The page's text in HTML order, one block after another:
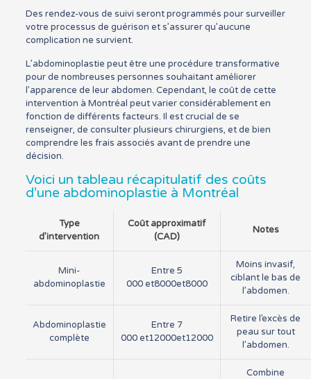
Des rendez-vous de suivi seront programmés pour surveiller
votre processus de guérison et s’assurer qu’aucune
complication ne survient.
L’abdominoplastie peut être une procédure transformative
pour de nombreuses personnes souhaitant améliorer
l’apparence de leur abdomen. Cependant, le coût de cette
intervention à Montréal peut varier considérablement en
fonction de différents facteurs. Il est crucial de se
renseigner, de consulter plusieurs chirurgiens, et de bien
comprendre les frais associés avant de prendre une
décision.
Voici un tableau récapitulatif des coûts
d’une abdominoplastie à Montréal
Type
d’intervention
Coût approximatif
(CAD)
Notes
Mini-
abdominoplastie
Entre 5
000et8000et8000
Moins invasif,
ciblant le bas de
l’abdomen.
Abdominoplastie
complète
Entre 7
000et12000et12000
Retire l’excès de
peau sur tout
l’abdomen.
Combine